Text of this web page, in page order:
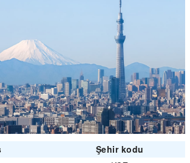
Şehir kodu